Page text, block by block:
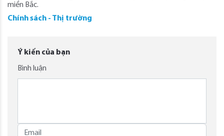
miền Bắc.
Chính sách - Thị trường
Ý kiến của bạn
Bình luận